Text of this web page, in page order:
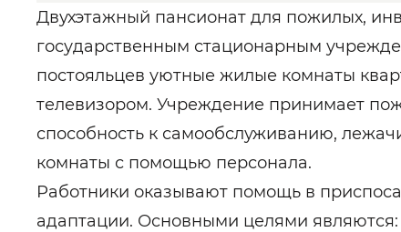
Двухэтажный пансионат для пожилых,
государственным стационарным
постояльцев уютные жилые комнаты
телевизором. Учреждение принимает
способность к самообслуживанию,
комнаты с помощью персонала.
Работники оказывают помощь в
адаптации. Основными целями являются: